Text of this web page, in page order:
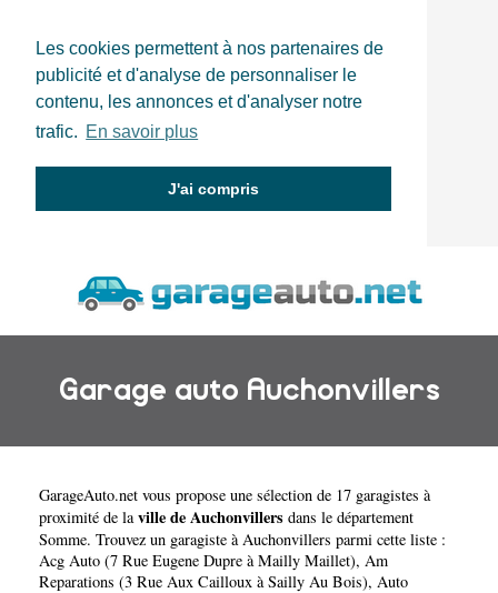
Les cookies permettent à nos partenaires de
publicité et d'analyse de personnaliser le
contenu, les annonces et d'analyser notre
trafic. En savoir plus
J'ai compris
Garage auto Auchonvillers
GarageAuto.net vous propose une sélection de 17 garagistes à
proximité de laville de Auchonvillers dans le département
Somme. Trouvez un garagiste à Auchonvillers parmi cette liste :
Acg Auto (7 Rue Eugene Dupre à Mailly Maillet), Am
Reparations (3 Rue Aux Cailloux à Sailly Au Bois), Auto